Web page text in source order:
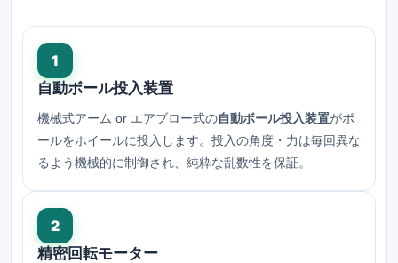
1
自動ボール投入装置
機械式アーム or エアブロー式の自動ボール投入装置がボ
ールをホイールに投入します。投入の角度・力は毎回異な
るよう機械的に制御され、純粋な乱数性を保証。
2
精密回転モーター